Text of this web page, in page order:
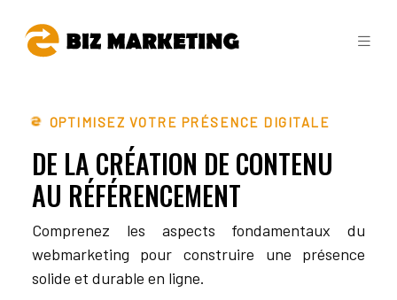
OPTIMISEZ VOTRE PRÉSENCE DIGITALE
DE LA CRÉATION DE CONTENU
AU RÉFÉRENCEMENT
Comprenez les aspects fondamentaux du
webmarketing pour construire une présence
solide et durable en ligne.